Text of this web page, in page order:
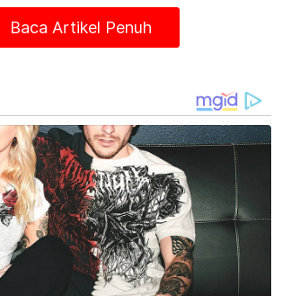
bekerja sebagai jurusolek
sekeluarga tidak
Baca Artikel Penuh